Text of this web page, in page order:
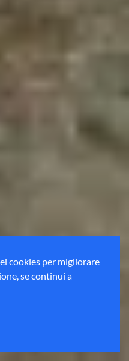
cookies per migliorare
se continui a